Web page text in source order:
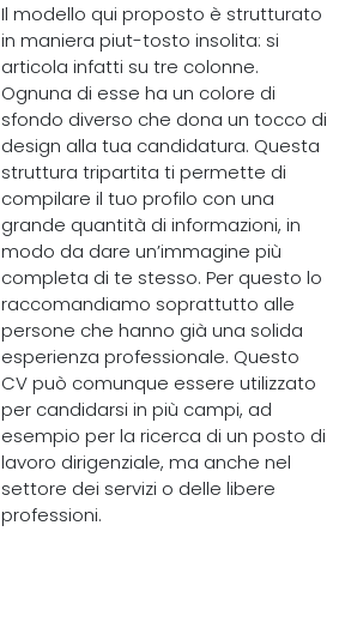
Il modello qui proposto è strutturato
in maniera piut-tosto insolita: si
articola infatti su tre colonne.
Ognuna di esse ha un colore di
sfondo diverso che dona un tocco di
design alla tua candidatura. Questa
struttura tripartita ti permette di
compilare il tuo profilo con una
grande quantità di informazioni, in
modo da dare un’immagine più
completa di te stesso. Per questo lo
raccomandiamo soprattutto alle
persone che hanno già una solida
esperienza professionale. Questo
CV può comunque essere utilizzato
per candidarsi in più campi, ad
esempio per la ricerca di un posto di
lavoro dirigenziale, ma anche nel
settore dei servizi o delle libere
professioni.